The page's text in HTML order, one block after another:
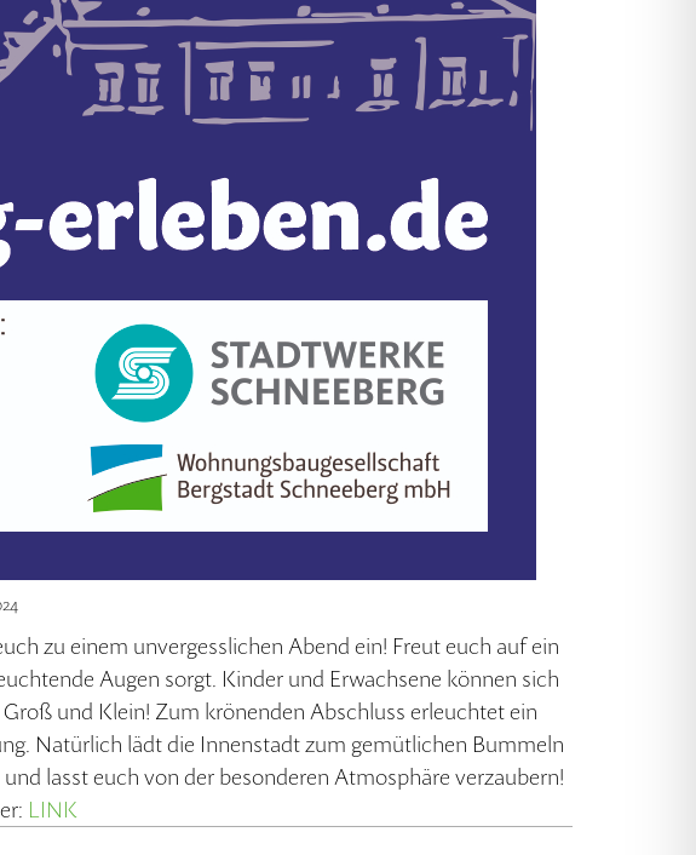
zu einem unvergesslichen Abend ein! Freut euch auf ein
Augen sorgt. Kinder und Erwachsene können sich
und Klein! Zum krönenden Abschluss erleuchtet ein
Natürlich lädt die Innenstadt zum gemütlichen Bummeln
lasst euch von der besonderen Atmosphäre verzaubern!
LINK